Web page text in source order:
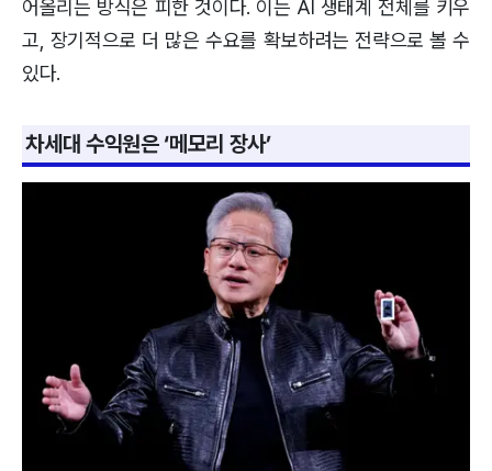
어올리는 방식은 피한 것이다. 이는 AI 생태계 전체를 키우
고, 장기적으로 더 많은 수요를 확보하려는 전략으로 볼 수
있다.
차세대 수익원은 ‘메모리 장사’